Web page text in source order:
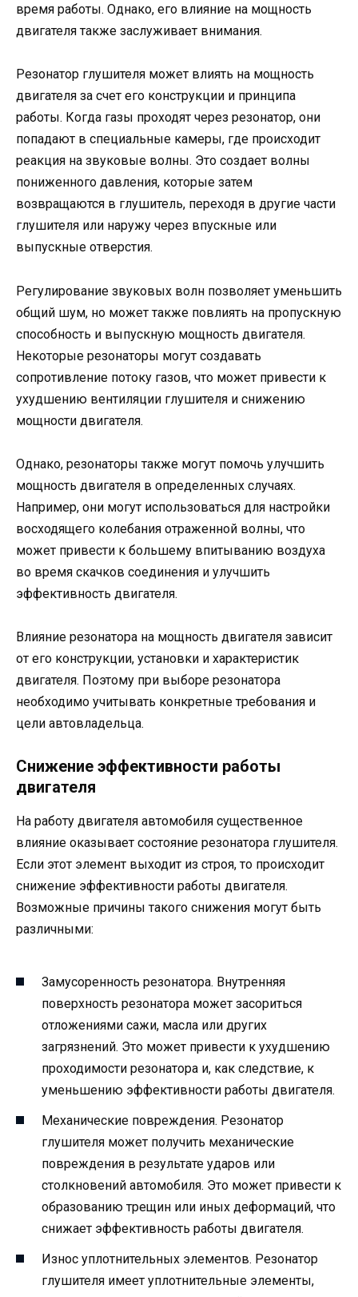
время работы. Однако, его влияние на мощность
двигателя также заслуживает внимания.
Резонатор глушителя может влиять на мощность
двигателя за счет его конструкции и принципа
работы. Когда газы проходят через резонатор, они
попадают в специальные камеры, где происходит
реакция на звуковые волны. Это создает волны
пониженного давления, которые затем
возвращаются в глушитель, переходя в другие части
глушителя или наружу через впускные или
выпускные отверстия.
Регулирование звуковых волн позволяет уменьшить
общий шум, но может также повлиять на пропускную
способность и выпускную мощность двигателя.
Некоторые резонаторы могут создавать
сопротивление потоку газов, что может привести к
ухудшению вентиляции глушителя и снижению
мощности двигателя.
Однако, резонаторы также могут помочь улучшить
мощность двигателя в определенных случаях.
Например, они могут использоваться для настройки
восходящего колебания отраженной волны, что
может привести к большему впитыванию воздуха
во время скачков соединения и улучшить
эффективность двигателя.
Влияние резонатора на мощность двигателя зависит
от его конструкции, установки и характеристик
двигателя. Поэтому при выборе резонатора
необходимо учитывать конкретные требования и
цели автовладельца.
Снижение эффективности работы
двигателя
На работу двигателя автомобиля существенное
влияние оказывает состояние резонатора глушителя.
Если этот элемент выходит из строя, то происходит
снижение эффективности работы двигателя.
Возможные причины такого снижения могут быть
различными:
Замусоренность резонатора. Внутренняя
поверхность резонатора может засориться
отложениями сажи, масла или других
загрязнений. Это может привести к ухудшению
проходимости резонатора и, как следствие, к
уменьшению эффективности работы двигателя.
Механические повреждения. Резонатор
глушителя может получить механические
повреждения в результате ударов или
столкновений автомобиля. Это может привести к
образованию трещин или иных деформаций, что
снижает эффективность работы двигателя.
Износ уплотнительных элементов. Резонатор
глушителя имеет уплотнительные элементы,